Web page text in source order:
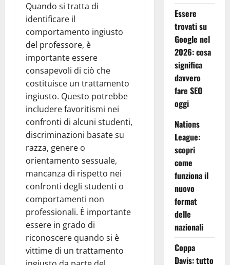
Quando si tratta di
identificare il
comportamento ingiusto
del professore, è
importante essere
consapevoli di ciò che
costituisce un trattamento
ingiusto. Questo potrebbe
includere favoritismi nei
confronti di alcuni studenti,
discriminazioni basate su
razza, genere o
orientamento sessuale,
mancanza di rispetto nei
confronti degli studenti o
comportamenti non
professionali. È importante
essere in grado di
riconoscere quando si è
vittime di un trattamento
Essere
trovati su
Google nel
2026: cosa
significa
davvero
fare SEO
oggi
Nations
League:
scopri
come
funziona il
nuovo
format
delle
nazionali
Coppa
Davis: tutto